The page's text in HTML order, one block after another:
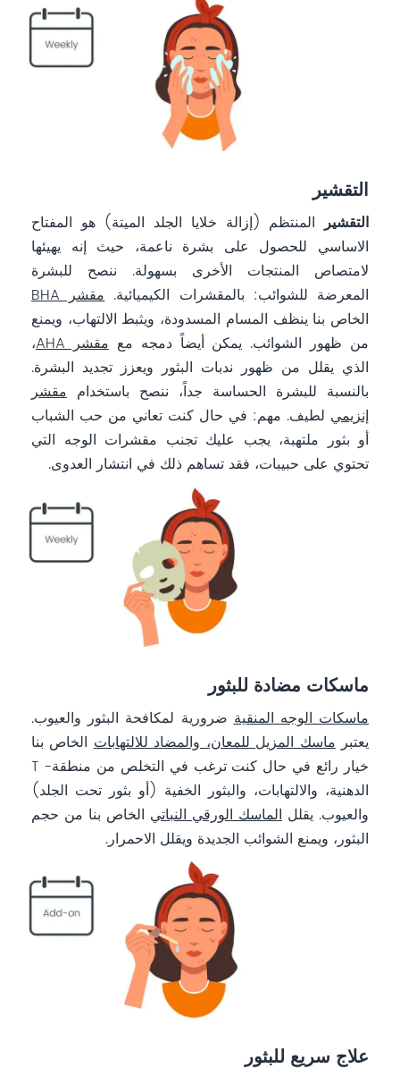
التقشير
التقشيرالمنتظم (إزالة خلايا الجلد الميتة) هو المفتاح
الاساسي للحصول على بشرة ناعمة، حيث إنه يهيئها
لامتصاص المنتجات الأخرى بسهولة. ننصح للبشرة
المعرضة للشوائب: بالمقشرات الكيميائية.مقشر BHA
الخاص بنا ينظف المسام المسدودة، ويثبط الالتهاب، ويمنع
من ظهور الشوائب. يمكن أيضاً دمجه معمقشر AHA
،
الذي يقلل من ظهور ندبات البثور ويعزز تجديد البشرة.
بالنسبة للبشرة الحساسة جداً، ننصح باستخدام مقشر
إنزيمي لطيف. مهم: في حال كنت تعاني من حب الشباب
أو بثور ملتهبة، يجب عليك تجنب مقشرات الوجه التي
تحتوي على حبيبات، فقد تساهم ذلك في انتشار العدوى.
ماسكات مضادة للبثور
ماسكات الوجه المنقيةضرورية لمكافحة البثور والعيوب.
يعتبرماسك المزيل للمعان، والمضاد للالتهاباتالخاص بنا
خيار رائع في حال كنت ترغب في التخلص من منطقة- T
الدهنية، والالتهابات، والبثور الخفية (أو بثور تحت الجلد)
والعيوب. يقلل الماسك الورقي النباتي الخاص بنا من حجم
البثور، ويمنع الشوائب الجديدة ويقلل الاحمرار.
علاج سريع للبثور